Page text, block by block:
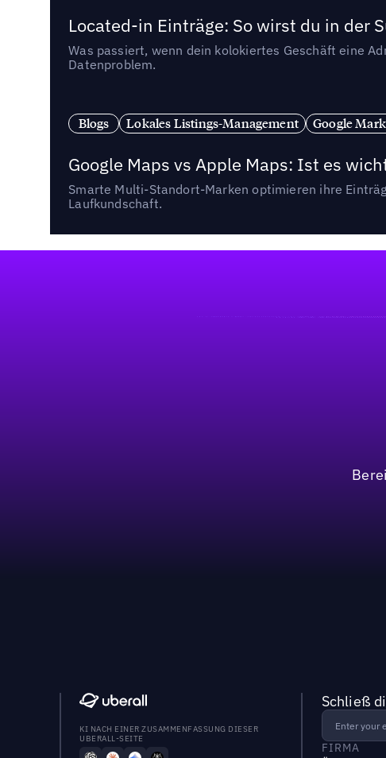
Located-in Einträge: So wirst du in der
Was passiert, wenn dein kolokiertes Geschäft eine
Datenproblem.
Blogs Lokales Listings-Management Google
Google Maps vs Apple Maps: Ist es
Smarte Multi-Standort-Marken optimieren ihre
Laufkundschaft.
KI NACH EINER ZUSAMMENFASSUNG DIESER
UBERALL-SEITE
Schließ
FIRMA